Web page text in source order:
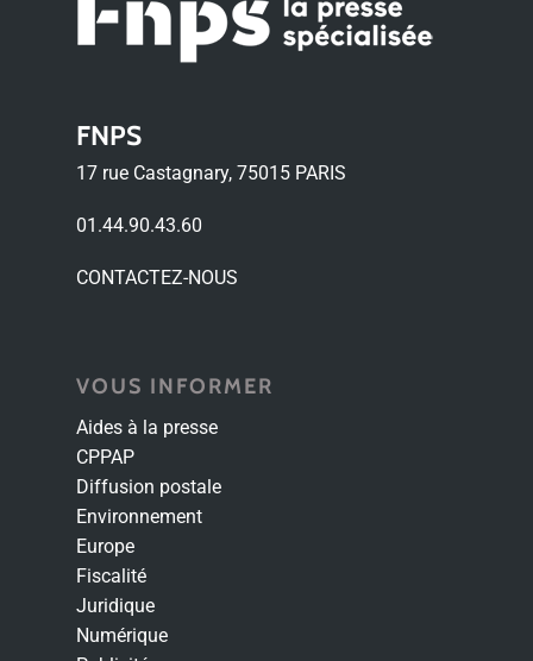
FNPS
17 rue Castagnary, 75015 PARIS
01.44.90.43.60
CONTACTEZ-NOUS
VOUS INFORMER
Aides à la presse
CPPAP
Diffusion postale
Environnement
Europe
Fiscalité
Juridique
Numérique